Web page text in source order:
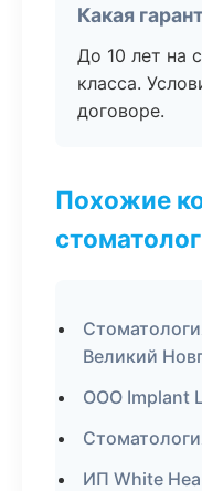
Какая
До 10 лет на
класса.
договоре.
Похожие
Великий
ООО Implant
ИП White